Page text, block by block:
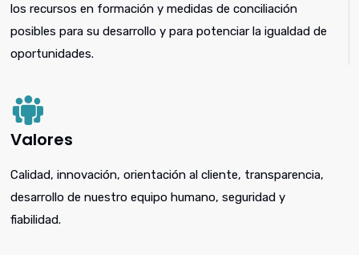
los recursos en formación y medidas de conciliación
posibles para su desarrollo y para potenciar la igualdad de
oportunidades.
Valores
Calidad, innovación, orientación al cliente, transparencia,
desarrollo de nuestro equipo humano, seguridad y
fiabilidad.